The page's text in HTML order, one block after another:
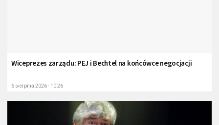
Wiceprezes zarządu: PEJ i Bechtel na końcówce negocjacji
6 sierpnia 2026 - 10:26